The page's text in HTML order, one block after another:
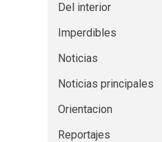
Del interior
Imperdibles
Noticias
Noticias principales
Orientacion
Reportajes